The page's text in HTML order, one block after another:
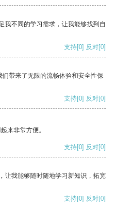
我不同的学习需求，让我能够找到自
支持[0] 反对[0]
带来了无限的流畅体验和安全性保
支持[0] 反对[0]
来非常方便。
支持[0] 反对[0]
让我能够随时随地学习新知识，拓宽
支持[0] 反对[0]